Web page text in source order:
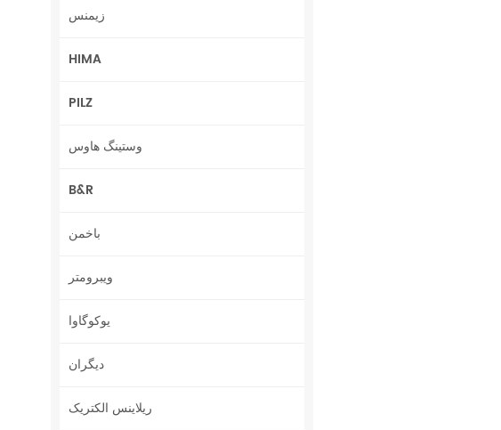
زیمنس
HIMA
PILZ
وستینگ هاوس
B&R
باخمن
ویبرومتر
یوکوگاوا
دیگران
ریلاینس الکتریک